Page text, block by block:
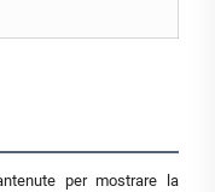
per mostrare la